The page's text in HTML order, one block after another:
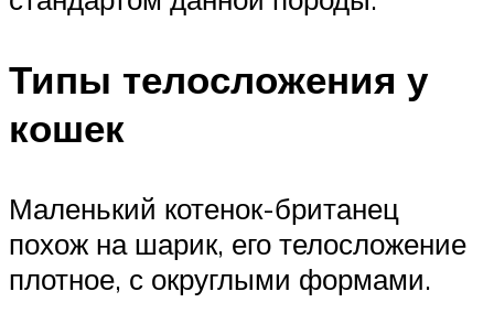
Типы телосложения у
кошек
Маленький котенок-британец
похож на шарик, его телосложение
плотное, с округлыми формами.